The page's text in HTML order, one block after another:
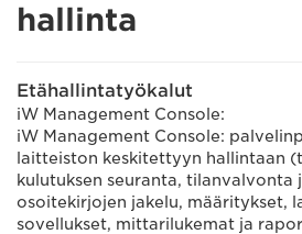
hallinta
Etähallintatyökalut
iW Management Console:
iW Management Console:
laitteiston keskitettyyn hallintaan
kulutuksen seuranta, tilanvalvonta
osoitekirjojen jakelu, määritykset,
sovellukset, mittarilukemat ja